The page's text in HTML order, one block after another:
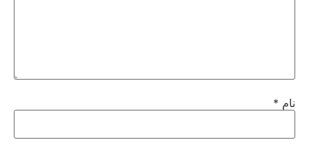
نام *